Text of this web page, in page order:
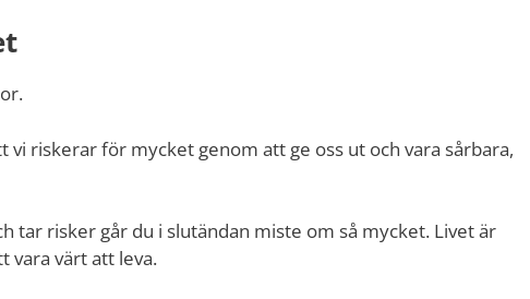
riskerar för mycket genom att ge oss ut och vara sårbara,
tar risker går du i slutändan miste om så mycket. Livet är
vara värt att leva.